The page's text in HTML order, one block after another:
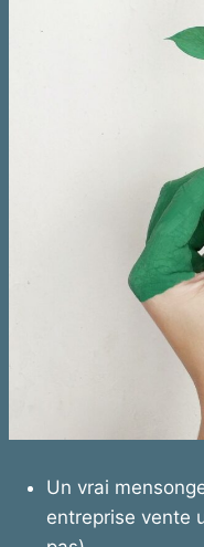
Un vrai
entreprise vente